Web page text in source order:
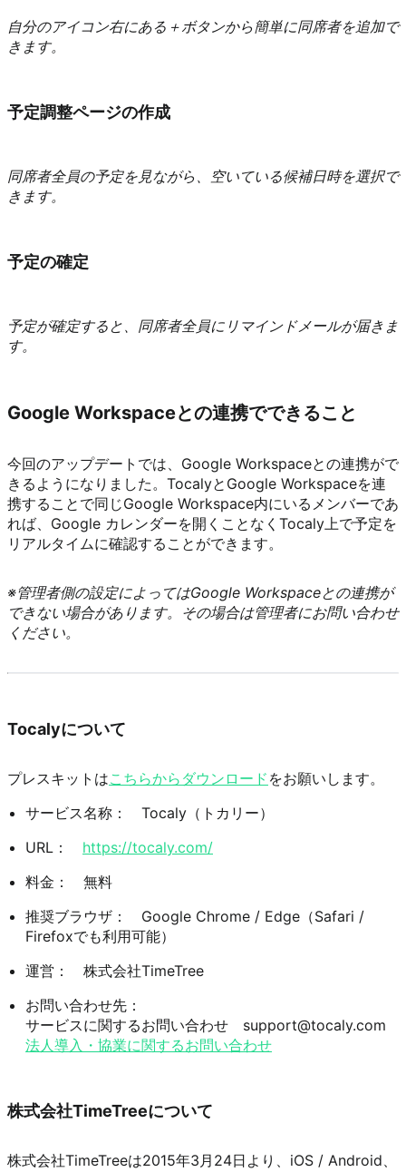
自分のアイコン右にある＋ボタンから簡単に同席者を追加で
きます。
予定調整ページの作成
同席者全員の予定を見ながら、空いている候補日時を選択で
きます。
予定の確定
予定が確定すると、同席者全員にリマインドメールが届きま
す。
Google Workspaceとの連携でできること
今回のアップデートでは、Google Workspaceとの連携がで
きるようになりました。TocalyとGoogle Workspaceを連
携することで同じGoogle Workspace内にいるメンバーであ
れば、Google カレンダーを開くことなくTocaly上で予定を
リアルタイムに確認することができます。
※管理者側の設定によってはGoogle Workspaceとの連携が
できない場合があります。その場合は管理者にお問い合わせ
ください。
Tocalyについて
プレスキットはこちらからダウンロード をお願いします。
サービス名称：　Tocaly（トカリー）
URL： https://tocaly.com/
料金：　無料
推奨ブラウザ：　Google Chrome / Edge（Safari /
Firefoxでも利用可能）
運営：　株式会社TimeTree
お問い合わせ先：
法人導入・協業に関するお問い合わせ
株式会社TimeTreeについて
株式会社TimeTreeは2015年3月24日より、iOS / Android、